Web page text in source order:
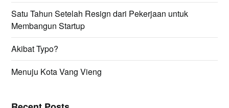
Satu Tahun Setelah Resign dari Pekerjaan untuk
Membangun Startup
Akibat Typo?
Menuju Kota Vang Vieng